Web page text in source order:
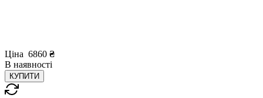
Ціна 6860 ₴
В наявності
КУПИТИ